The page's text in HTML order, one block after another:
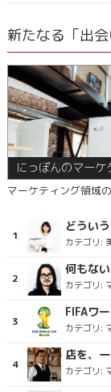
新たなる「出会
にっぽんのマーケ
マーケティング領域
どうい
カテゴリ:
何もな
カテゴリ:
FIFAワ
カテゴリ:
店を、
カテゴリ: